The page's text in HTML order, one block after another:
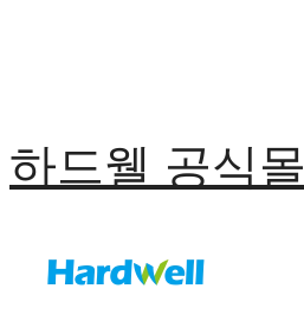
하드웰 공식몰